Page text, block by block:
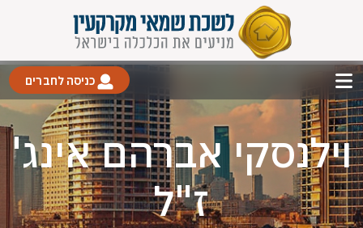
כניסה לחברים
וילנסקי אברהם אינג'
ז"ל